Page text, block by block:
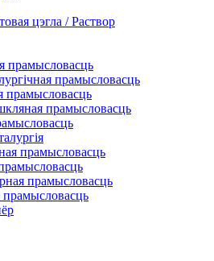
цэгла / Раствор
прамысловасць
прамысловасць
прамысловасць
прамысловасць
прамысловасць
прамысловасць
прамысловасць